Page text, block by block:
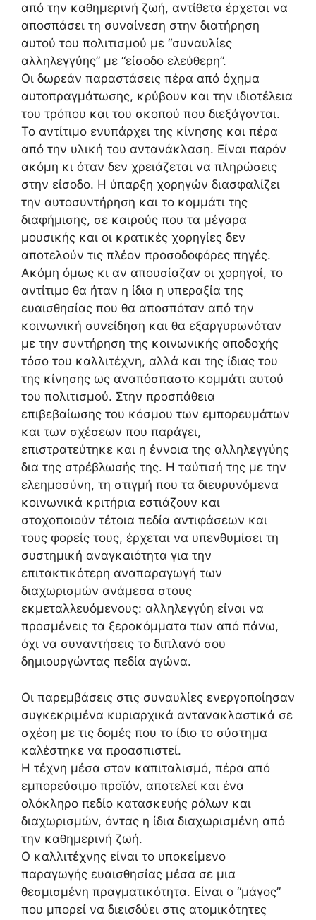
από την καθημερινή ζωή, αντίθετα έρχεται να
αποσπάσει τη συναίνεση στην διατήρηση
αυτού του πολιτισμού με “συναυλίες
αλληλεγγύης” με “είσοδο ελεύθερη”.
Οι δωρεάν παραστάσεις πέρα από όχημα
αυτοπραγμάτωσης, κρύβουν και την ιδιοτέλεια
του τρόπου και του σκοπού που διεξάγονται.
Το αντίτιμο ενυπάρχει της κίνησης και πέρα
από την υλική του αντανάκλαση. Είναι παρόν
ακόμη κι όταν δεν χρειάζεται να πληρώσεις
στην είσοδο. Η ύπαρξη χορηγών διασφαλίζει
την αυτοσυντήρηση και το κομμάτι της
διαφήμισης, σε καιρούς που τα μέγαρα
μουσικής και οι κρατικές χορηγίες δεν
αποτελούν τις πλέον προσοδοφόρες πηγές.
Ακόμη όμως κι αν απουσίαζαν οι χορηγοί, το
αντίτιμο θα ήταν η ίδια η υπεραξία της
ευαισθησίας που θα αποσπόταν από την
κοινωνική συνείδηση και θα εξαργυρωνόταν
με την συντήρηση της κοινωνικής αποδοχής
τόσο του καλλιτέχνη, αλλά και της ίδιας του
της κίνησης ως αναπόσπαστο κομμάτι αυτού
του πολιτισμού. Στην προσπάθεια
επιβεβαίωσης του κόσμου των εμπορευμάτων
και των σχέσεων που παράγει,
επιστρατεύτηκε και η έννοια της αλληλεγγύης
δια της στρέβλωσής της. Η ταύτισή της με την
ελεημοσύνη, τη στιγμή που τα διευρυνόμενα
κοινωνικά κριτήρια εστιάζουν και
στοχοποιούν τέτοια πεδία αντιφάσεων και
τους φορείς τους, έρχεται να υπενθυμίσει τη
συστημική αναγκαιότητα για την
επιτακτικότερη αναπαραγωγή των
διαχωρισμών ανάμεσα στους
εκμεταλλευόμενους: αλληλεγγύη είναι να
προσμένεις τα ξεροκόμματα των από πάνω,
όχι να συναντήσεις το διπλανό σου
δημιουργώντας πεδία αγώνα.
Οι παρεμβάσεις στις συναυλίες ενεργοποίησαν
συγκεκριμένα κυριαρχικά αντανακλαστικά σε
σχέση με τις δομές που το ίδιο το σύστημα
καλέστηκε να προασπιστεί.
Η τέχνη μέσα στον καπιταλισμό, πέρα από
εμπορεύσιμο προϊόν, αποτελεί και ένα
ολόκληρο πεδίο κατασκευής ρόλων και
διαχωρισμών, όντας η ίδια διαχωρισμένη από
την καθημερινή ζωή.
Ο καλλιτέχνης είναι το υποκείμενο
παραγωγής ευαισθησίας μέσα σε μια
θεσμισμένη πραγματικότητα. Είναι ο “μάγος”
που μπορεί να διεισδύει στις ατομικότητες